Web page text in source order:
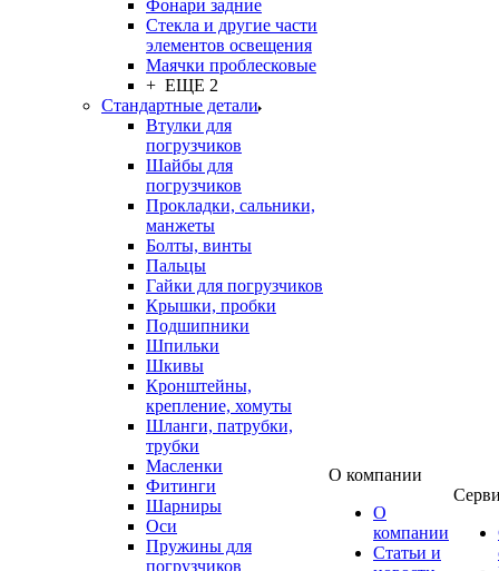
Фонари задние
Стекла и другие части
элементов освещения
Маячки проблесковые
+ ЕЩЕ 2
Стандартные детали
Втулки для
погрузчиков
Шайбы для
погрузчиков
Прокладки, сальники,
манжеты
Болты, винты
Пальцы
Гайки для погрузчиков
Крышки, пробки
Подшипники
Шпильки
Шкивы
Кронштейны,
крепление, хомуты
Шланги, патрубки,
трубки
Масленки
Фитинги
Шарниры
Оси
Пружины для
погрузчиков
О компании
О
компании
Статьи и